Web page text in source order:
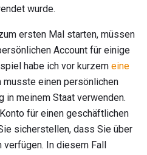
wurde.
ersten Mal starten, müssen
Account für einige
habe ich vor kurzem eine
musste einen persönlichen
in meinem Staat verwenden.
für einen geschäftlichen
sicherstellen, dass Sie über
In diesem Fall